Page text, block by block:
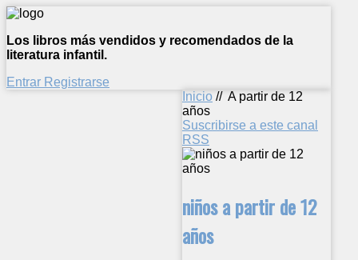
Los libros más vendidos y recomendados de la
literatura infantil.
Entrar Registrarse
Inicio // A partir de 12
años
Suscribirse a este canal
RSS
niños a partir de 12
años